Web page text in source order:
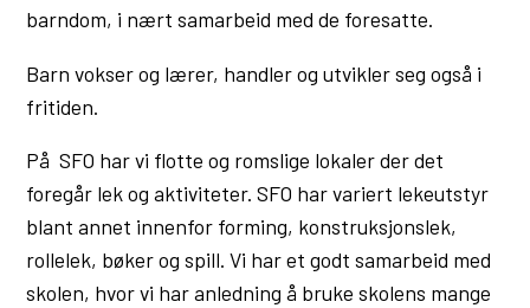
barndom, i nært samarbeid med de foresatte.
Barn vokser og lærer, handler og utvikler seg også i
fritiden.
På SFO har vi flotte og romslige lokaler der det
foregår lek og aktiviteter. SFO har variert lekeutstyr
blant annet innenfor forming, konstruksjonslek,
rollelek, bøker og spill. Vi har et godt samarbeid med
skolen, hvor vi har anledning å bruke skolens mange